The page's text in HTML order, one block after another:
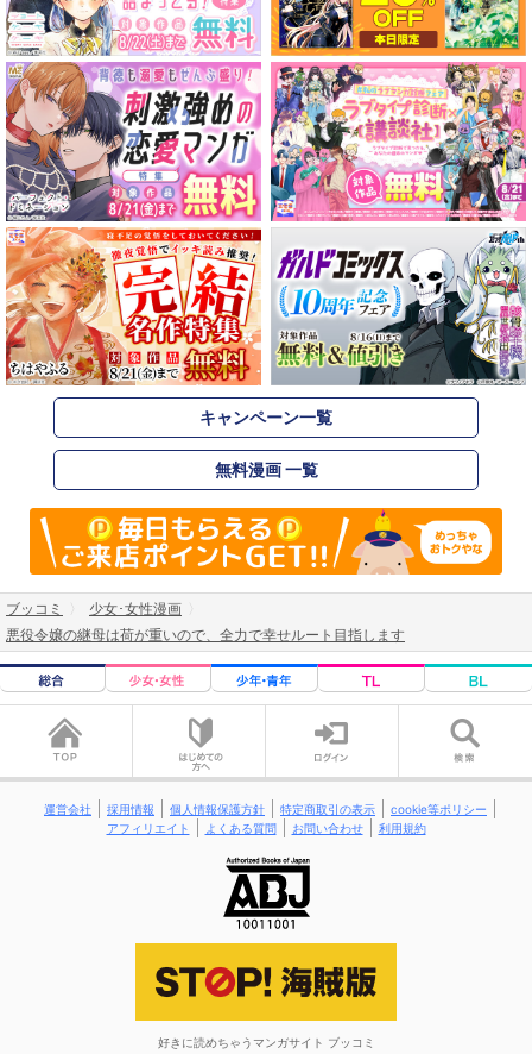
キャンペーン一覧
無料漫画 一覧
ブッコミ
少女･女性漫画
悪役令嬢の継母は荷が重いので、全力で幸せルート目指します
運営会社 採用情報 個人情報保護方針 特定商取引の表示
cookie等ポリシー
アフィリエイト
よくある質問 お問い合わせ 利用規約
好きに読めちゃうマンガサイト ブッコミ